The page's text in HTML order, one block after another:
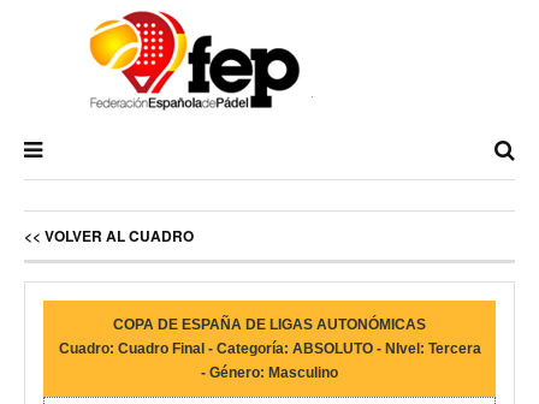
<< VOLVER AL CUADRO
COPA DE ESPAÑA DE LIGAS AUTONÓMICAS
Cuadro: Cuadro Final - Categoría: ABSOLUTO - NIvel: Tercera
- Género: Masculino